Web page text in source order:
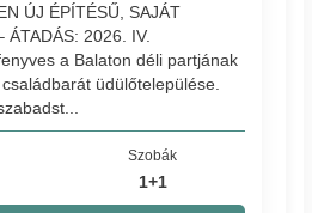
ÚJ ÉPÍTÉSŰ, SAJÁT
ÁTADÁS: 2026. IV.
a Balaton déli partjának
üdülőtelepülése.
Szobák
1+1